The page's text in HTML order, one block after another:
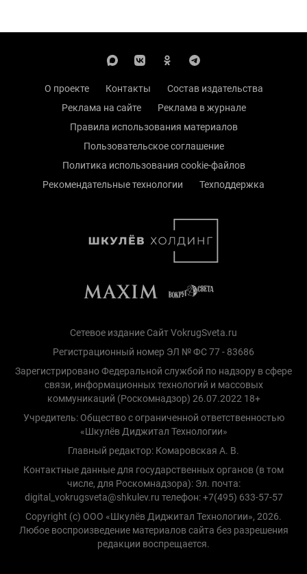
О проекте Контакты
Состав издательства
Реклама на сайте
Реклама в журнале
Правила использования материалов
Пользовательское соглашение
Политика использования cookie-файлов
Рекомендательные технологии
Техподдержка
Сетевое издание Сайт VokrugSveta.ru
Регистрационный номер ЭЛ № ФС 77 - 83686
Зарегистрировано Федеральной службой по надзору в сфере
связи, информационных технологий и массовых
коммуникаций (Роскомнадзор) 26.07.2022 18+
Учредитель: Общество с ограниченной ответственностью
«Шкулёв Диджитал Технологии»
Главный редактор: Комаровская А. В.
Контактные данные для государственных органов (в том
числе, для Роскомнадзора): Эл. почта:
digital_vokrugsveta@shkulev.ru телефон: +7(495) 633-57-57
Copyright (с) ООО «Шкулёв Диджитал Технологии», 2026.
Любое воспроизведение материалов сайта без разрешения
редакции воспрещается.